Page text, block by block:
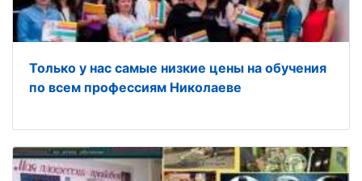
Только у нас самые низкие цены на обучения
по всем профессиям Николаеве